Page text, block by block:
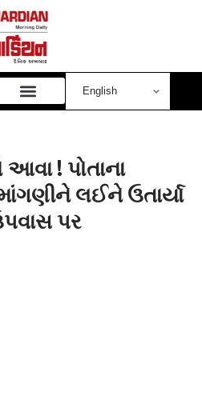
આવા ! પોતાના
લઈને ઉતાર્યા
પર